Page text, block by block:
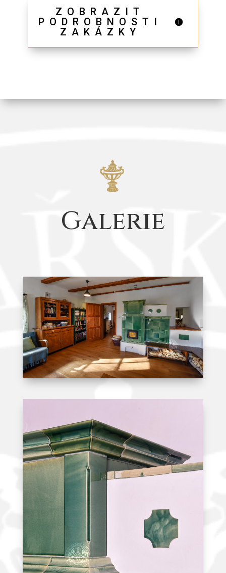
ZOBRAZIT
PODROBNOSTI
ZAKÁZKY
Galerie